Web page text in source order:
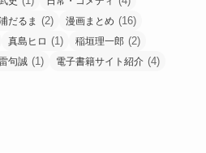
だるま (2) 漫画まとめ (16)
真島ヒロ (1) 稲垣理一郎 (2)
句誠 (1) 電子書籍サイト紹介 (4)